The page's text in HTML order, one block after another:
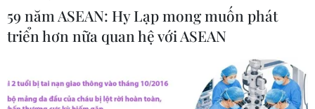
59 năm ASEAN: Hy Lạp mong muốn phát
triển hơn nữa quan hệ với ASEAN